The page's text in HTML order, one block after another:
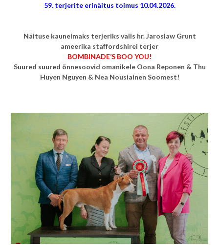
59. terjerite erinäitus toimus 10.04.2026.
Näituse kauneimaks terjeriks valis hr. Jaroslaw Grunt
ameerika staffordshirei terjer
BOMBINADE’S BOO YOU!
Suured suured õnnesoovid omanikele Oona Reponen & Thu
Huyen Nguyen & Nea Nousiainen Soomest!